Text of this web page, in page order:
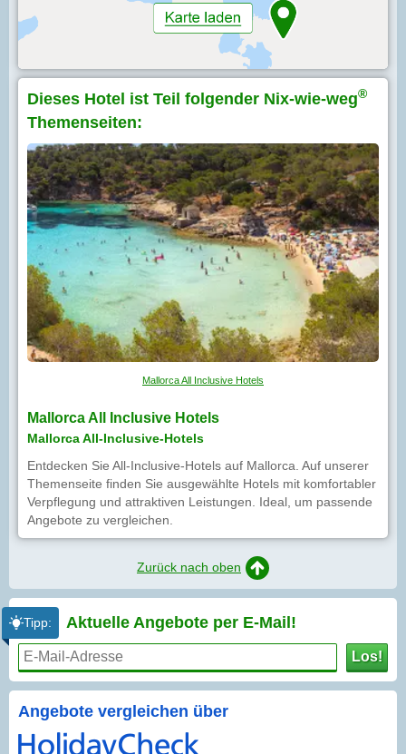
Dieses Hotel ist Teil folgender Nix-wie-weg®
Themenseiten:
Mallorca All Inclusive Hotels
Mallorca All Inclusive Hotels
Mallorca All-Inclusive-Hotels
Entdecken Sie All-Inclusive-Hotels auf Mallorca. Auf unserer
Themenseite finden Sie ausgewählte Hotels mit komfortabler
Verpflegung und attraktiven Leistungen. Ideal, um passende
Angebote zu vergleichen.
Zurück nach oben
Tipp: Aktuelle Angebote per E-Mail!
Los!
Angebote vergleichen über